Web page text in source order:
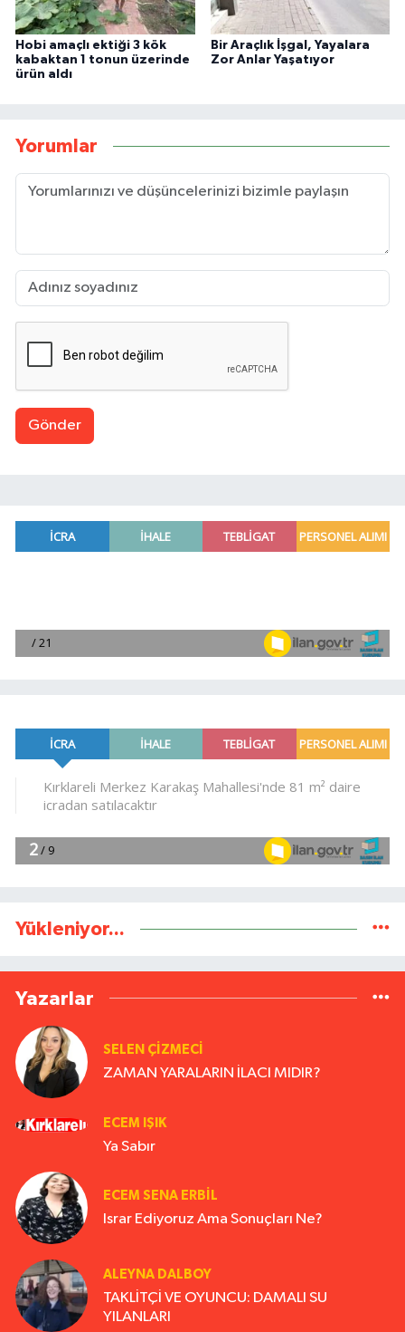
Hobi amaçlı ektiği 3 kök
kabaktan 1 tonun üzerinde
ürün aldı
Bir Araçlık İşgal, Yayalara
Zor Anlar Yaşatıyor
Yorumlar
Gönder
Yükleniyor...
Yazarlar
SELEN ÇİZMECİ
ZAMAN YARALARIN İLACI MIDIR?
ECEM IŞIK
Ya Sabır
ECEM SENA ERBIL
Israr Ediyoruz Ama Sonuçları Ne?
ALEYNA DALBOY
TAKLİTÇİ VE OYUNCU: DAMALI SU
YILANLARI